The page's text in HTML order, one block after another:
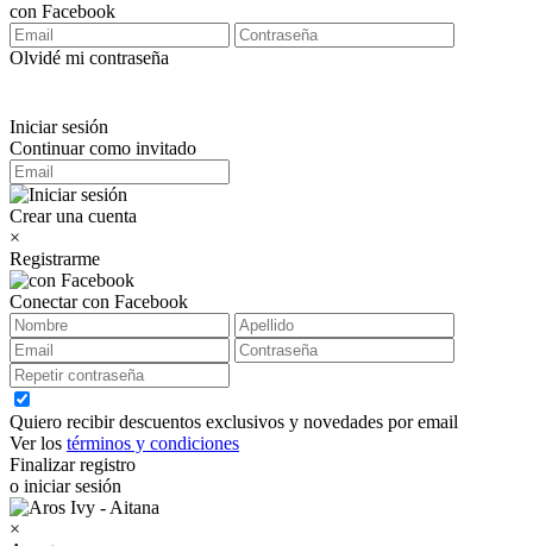
con Facebook
Olvidé mi contraseña
Iniciar sesión
Continuar como invitado
Crear una cuenta
×
Registrarme
Conectar con Facebook
Quiero recibir descuentos exclusivos y novedades por email
Ver los términos y condiciones
Finalizar registro
o iniciar sesión
×